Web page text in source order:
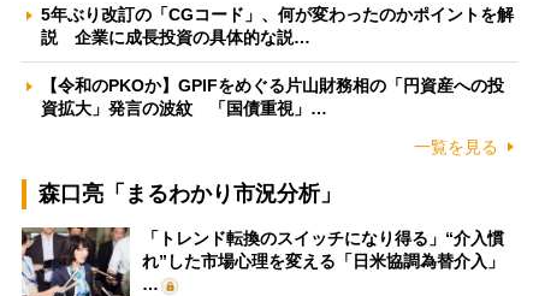
5年ぶり改訂の「CGコード」、何が変わったのかポイントを解
説 企業に成長投資の具体的な説…
【令和のPKOか】GPIFをめぐる片山財務相の「円資産への投
資拡大」発言の波紋 「国債重視」…
一覧を見る
森口亮「まるわかり市況分析」
「トレンド転換のスイッチになり得る」“介入慣
れ”した市場心理を変える「日米協調為替介入」
…